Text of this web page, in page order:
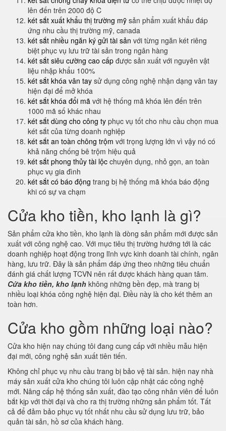
lên đến trên 2000 độ C
két sắt xuất khẩu thị trường mỹ sản phẩm xuất khẩu đáp
ứng nhu cầu thị trường mỹ, canada
két sắt nhiều ngăn ký gửi tài sản với từng ngăn két riêng
biệt phục vụ lưu trữ tài sản trong ngân hàng
két sắt siêu cường cao cấp được sản xuất với nguyên vật
liệu nhập khẩu 100%
két sắt khóa vân tay sử dụng công nghệ nhận dạng vân tay
hiện đại để mở khóa
két sắt khóa đổi mã với hệ thống mã khóa lên đến trên
1000 mã số khác nhau
két sắt dùng cho công ty phục vụ tốt cho nhu cầu chọn mua
két sắt của từng doanh nghiệp
két sắt an toàn chông trộm với trọng lượng lớn vì vậy nó có
khả năng chống bê trộm hiệu quả
két sắt phong thủy tài lộc chuyên dụng, nhỏ gọn, an toàn
phục vụ gia đình
két sắt có báo động trang bị hệ thống mã khóa báo động
khi có sự va chạm
Cửa kho tiền, kho lạnh là gì?
Sản phẩm cửa kho tiền, kho lạnh là dòng sản phẩm mới được sản
xuất với công nghệ cao. Với mục tiêu thị trường hướng tới là các
doanh nghiệp hoạt động trong lĩnh vực kinh doanh tài chính, ngân
hàng, lưu trữ. Đây là sản phẩm đáp ứng theo những tiêu chuẩn
đánh giá chất lượng TCVN nên rất được khách hàng quan tâm.
Cửa kho tiền, kho lạnh không những bền đẹp, mà trang bị
nhiều loại khóa công nghệ hiện đại. Điều này là cho két thêm an
toàn hơn.
Cửa kho gồm những loại nào?
Cửa kho hiện nay chúng tôi đang cung cấp với nhiều mẫu hiện
đại mới, công nghệ sản xuất tiên tiến.
Không chỉ phục vụ nhu cầu trang bị bảo vệ tài sản. hiện nay nhà
máy sản xuất cửa kho chúng tôi luôn cập nhật các công nghệ
mới. Nâng cấp hệ thống sản xuất, đào tạo công nhân viên để luôn
bắt kịp với thời đại và cho ra thị trường những sản phẩm tốt. Tất
cả để đảm bảo phục vụ tốt nhất nhu cầu sử dụng lưu trữ, bảo
quản tài sản, hồ sơ của khách hàng.